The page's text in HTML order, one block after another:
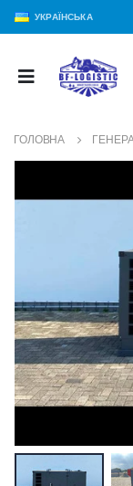
УКРАЇНСЬКА
ГОЛОВНА